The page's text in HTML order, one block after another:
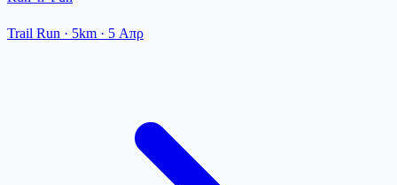
Trail Run · 5km · 5 Απρ